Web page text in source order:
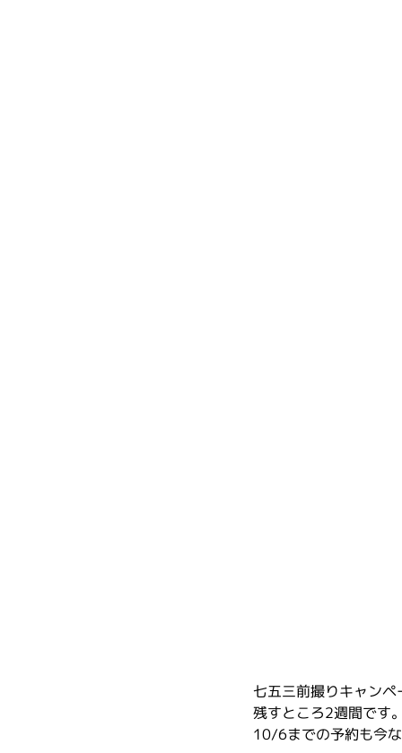
七五三前撮りキャンペ
残すところ2週間です。
10/6までの予約も今な